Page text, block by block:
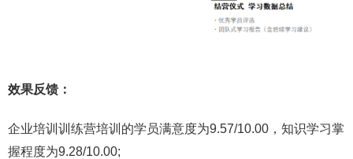
效果反馈：
企业培训训练营培训的学员满意度为9.57/10.00，知识学习掌
握程度为9.28/10.00;